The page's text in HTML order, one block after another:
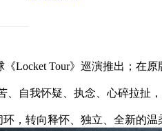
《Locket Tour》巡演推出；在
、自我怀疑、执念、心碎拉扯
环，转向释怀、独立、全新的